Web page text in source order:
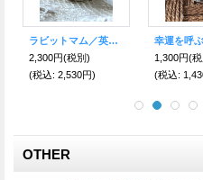
幸運こいこい♪木彫りカラフルふくろう
4,800円(税別)
(税込: 5,280円)
2,300円(
(税込:
OTHER